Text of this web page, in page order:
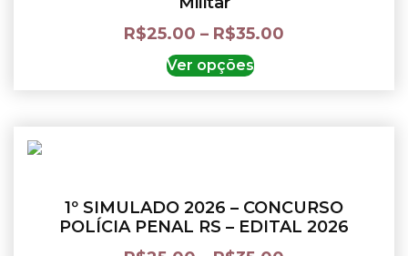
R$25.00 – R$35.00
Ver opções
1º SIMULADO 2026 – CONCURSO
POLÍCIA PENAL RS – EDITAL 2026